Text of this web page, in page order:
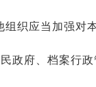
织应当加强对
政府、档案行